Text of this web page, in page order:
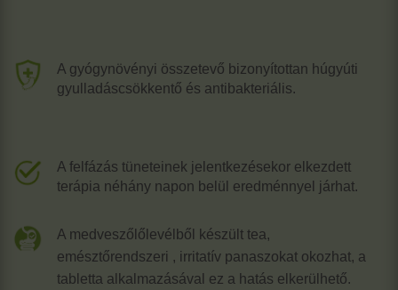
A gyógynövényi összetevő bizonyítottan húgyúti
gyulladáscsökkentő és antibakteriális.
A felfázás tüneteinek jelentkezésekor elkezdett
terápia néhány napon belül eredménnyel járhat.
A medveszőlőlevélből készült tea,
emésztőrendszeri , irritatív panaszokat okozhat, a
tabletta alkalmazásával ez a hatás elkerülhető.